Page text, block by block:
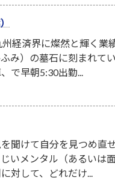
経済界に燦然と輝く業
み）の墓石に刻まれて
で早朝5:30出勤...
聞けて自分を見つめ直
いメンタル（あるいは
対して、どれだけ...